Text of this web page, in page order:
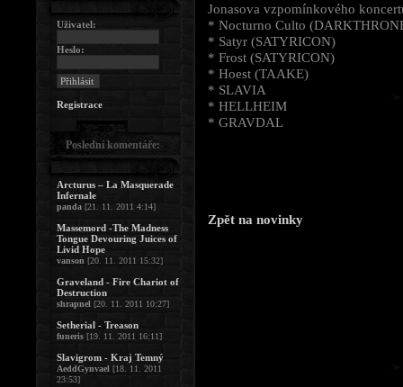
Jonasova vzpomínkového
* Nocturno Culto
* Satyr (SATYRICON)
* Frost (SATYRICON)
* Hoest (TAAKE)
* SLAVIA
* HELLHEIM
* GRAVDAL
Zpět na novinky
Uživatel:
Heslo:
Registrace
Poslední komentáře:
Arcturus – La Masquerade
Infernale
panda [21. 11. 2011 4:14]
Massemord -The Madness
Tongue Devouring Juices of
Livid Hope
vanson [20. 11. 2011 15:32]
Graveland - Fire Chariot of
Destruction
shrapnel [20. 11. 2011 10:27]
Setherial - Treason
funeris [19. 11. 2011 16:11]
Slavigrom - Kraj Temný
AeddGynvael [18. 11. 2011
23:53]